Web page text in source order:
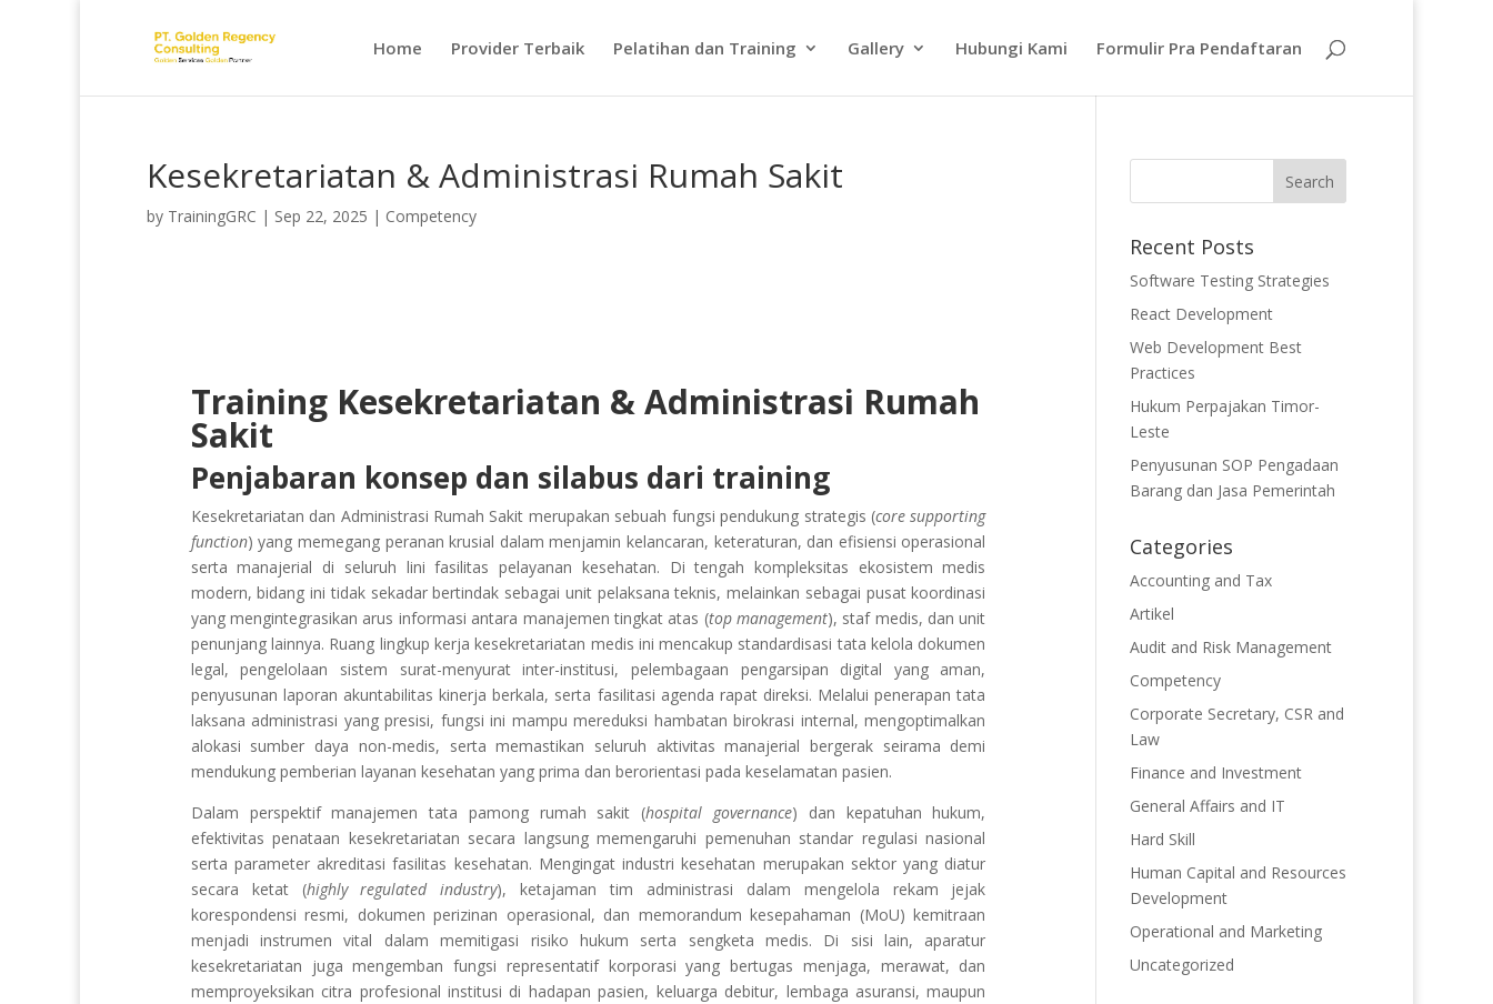
Home Provider Terbaik Pelatihan dan Training Gallery Hubungi Kami Formulir Pra Pendaftaran
Kesekretariatan & Administrasi Rumah Sakit
by TrainingGRC | Sep 22, 2025 | Competency
Training Kesekretariatan & Administrasi Rumah
Sakit
Penjabaran konsep dan silabus dari training
Kesekretariatan dan Administrasi Rumah Sakit merupakan sebuah fungsi pendukung strategis (core supporting
function) yang memegang peranan krusial dalam menjamin kelancaran, keteraturan, dan efisiensi operasional
serta manajerial di seluruh lini fasilitas pelayanan kesehatan. Di tengah kompleksitas ekosistem medis
modern, bidang ini tidak sekadar bertindak sebagai unit pelaksana teknis, melainkan sebagai pusat koordinasi
yang mengintegrasikan arus informasi antara manajemen tingkat atas (top management), staf medis, dan unit
penunjang lainnya. Ruang lingkup kerja kesekretariatan medis ini mencakup standardisasi tata kelola dokumen
legal, pengelolaan sistem surat-menyurat inter-institusi, pelembagaan pengarsipan digital yang aman,
penyusunan laporan akuntabilitas kinerja berkala, serta fasilitasi agenda rapat direksi. Melalui penerapan tata
laksana administrasi yang presisi, fungsi ini mampu mereduksi hambatan birokrasi internal, mengoptimalkan
alokasi sumber daya non-medis, serta memastikan seluruh aktivitas manajerial bergerak seirama demi
mendukung pemberian layanan kesehatan yang prima dan berorientasi pada keselamatan pasien.
Dalam perspektif manajemen tata pamong rumah sakit (hospital governance) dan kepatuhan hukum,
efektivitas penataan kesekretariatan secara langsung memengaruhi pemenuhan standar regulasi nasional
serta parameter akreditasi fasilitas kesehatan. Mengingat industri kesehatan merupakan sektor yang diatur
secara ketat (highly regulated industry), ketajaman tim administrasi dalam mengelola rekam jejak
korespondensi resmi, dokumen perizinan operasional, dan memorandum kesepahaman (MoU) kemitraan
menjadi instrumen vital dalam memitigasi risiko hukum serta sengketa medis. Di sisi lain, aparatur
kesekretariatan juga mengemban fungsi representatif korporasi yang bertugas menjaga, merawat, dan
memproyeksikan citra profesional institusi di hadapan pasien, keluarga debitur, lembaga asuransi, maupun
Recent Posts
Software Testing Strategies
React Development
Web Development Best
Practices
Hukum Perpajakan Timor-
Leste
Penyusunan SOP Pengadaan
Barang dan Jasa Pemerintah
Categories
Accounting and Tax
Artikel
Audit and Risk Management
Competency
Corporate Secretary, CSR and
Law
Finance and Investment
General Affairs and IT
Hard Skill
Human Capital and Resources
Development
Operational and Marketing
Uncategorized